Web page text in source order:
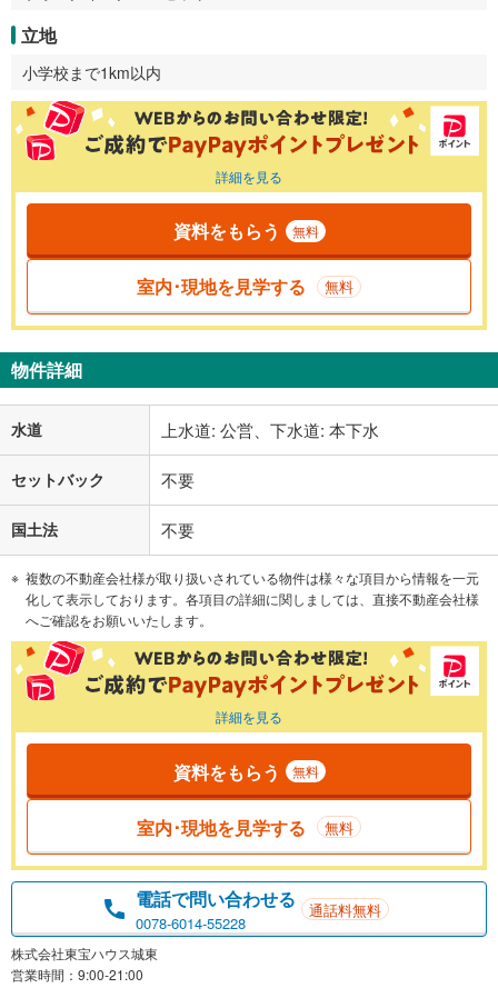
立地
小学校まで1km以内
詳細を見る
資料をもらう 無料
室内･現地を見学する 無料
物件詳細
水道 上水道: 公営、下水道: 本下水
セットバック 不要
国土法 不要
複数の不動産会社様が取り扱いされている物件は様々な項目から情報を一元
化して表示しております。各項目の詳細に関しましては、直接不動産会社様
へご確認をお願いいたします。
詳細を見る
資料をもらう 無料
室内･現地を見学する 無料
電話で問い合わせる
0078-6014-55228
通話料無料
株式会社東宝ハウス城東
営業時間：9:00-21:00